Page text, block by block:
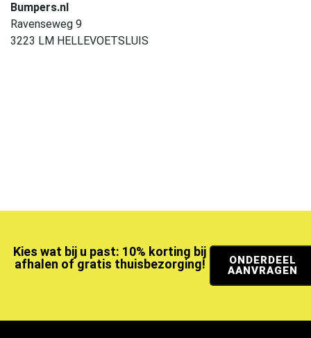
Bumpers.nl
Ravenseweg 9
3223 LM HELLEVOETSLUIS
Kies wat bij u past: 10% korting bij
afhalen of gratis thuisbezorging!
ONDERDEEL
AANVRAGEN